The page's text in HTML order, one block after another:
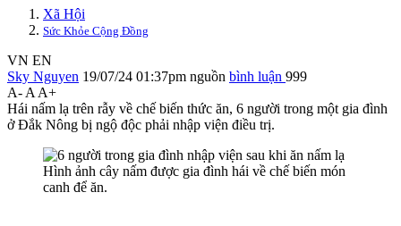
Xã Hội
Sức Khỏe Cộng Đồng
VN EN
Sky Nguyen 19/07/24 01:37pm nguồn bình luận 999
A- A A+
Hái nấm lạ trên rẫy về chế biến thức ăn, 6 người trong một gia đình
ở Đắk Nông bị ngộ độc phải nhập viện điều trị.
Hình ảnh cây nấm được gia đình hái về chế biến món
canh để ăn.